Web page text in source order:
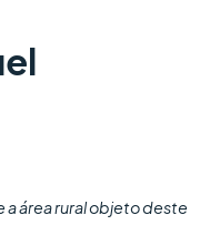
a área rural objeto deste